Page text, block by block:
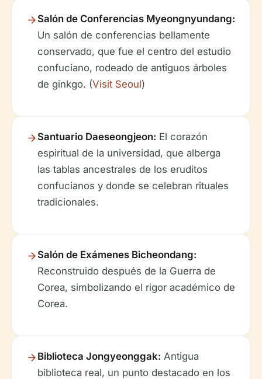
Salón de Conferencias Myeongnyundang:
Un salón de conferencias bellamente
conservado, que fue el centro del estudio
confuciano, rodeado de antiguos árboles
de ginkgo. (Visit Seoul)
Santuario Daeseongjeon: El corazón
espiritual de la universidad, que alberga
las tablas ancestrales de los eruditos
confucianos y donde se celebran rituales
tradicionales.
Salón de Exámenes Bicheondang:
Reconstruido después de la Guerra de
Corea, simbolizando el rigor académico de
Corea.
Biblioteca Jongyeonggak: Antigua
biblioteca real, un punto destacado en los